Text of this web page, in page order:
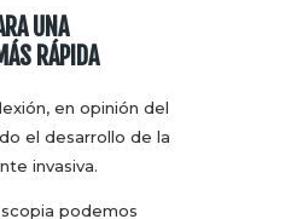
UNA
RÁPIDA
en opinión del
el desarrollo de la
invasiva.
podemos